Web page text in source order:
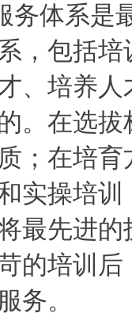
务体系是
，包括
、培养人
。在选
；在培
实操培
最先进
的培训
务。